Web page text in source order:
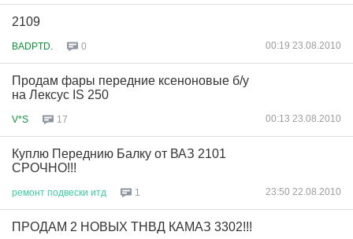
2109
BADPTD. 0 00:19 23.08.2010
Продам фары передние ксеноновые б/у
на Лексус IS 250
V*S 17 00:13 23.08.2010
Куплю Переднию Балку от ВАЗ 2101
СРОЧНО!!!
ремонт подвески итд 1 23:50 22.08.2010
ПРОДАМ 2 НОВЫХ ТНВД КАМАЗ 3302!!!